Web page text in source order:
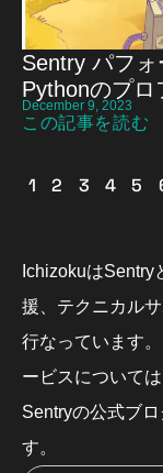
Sentry パフォ
Pythonのプロ
December 9, 2023
この記事を読む
1 2 3 4 5
IchizokuはSentry
援、テクニカル
行なっています
ービスについては
Sentryの公式ブ
す。